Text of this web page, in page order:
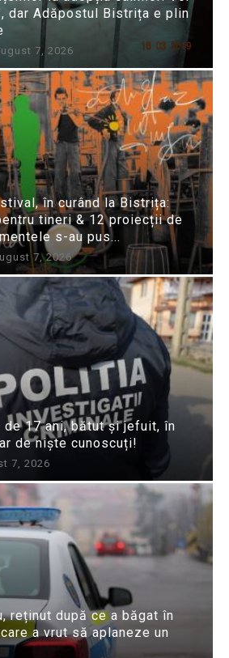
dar Adăpostul Bistrița e plin
7, 2026
în curând la Bistrița:
tineri & 12 proiecții de
s-au pus...
7, 2026
de 17 ani, bătut și jefuit, în
de niște cunoscuți!
7, 2026
reținut după ce a băgat în
a vrut să aplaneze un